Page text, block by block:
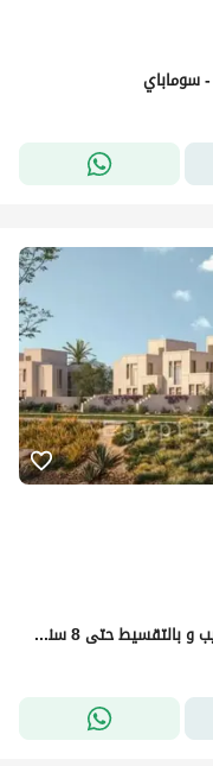
عرض محدود !! شاليه دوبلكس مكتمل التشطيب و بالتقسيط حتى 8 سنوات.